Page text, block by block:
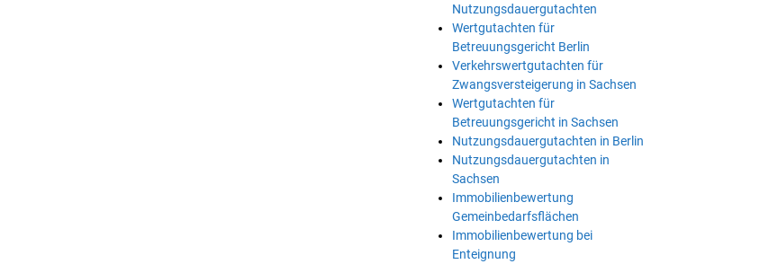
Nutzungsdauergutachten
Wertgutachten für
Betreuungsgericht Berlin
Verkehrswertgutachten für
Zwangsversteigerung in Sachsen
Wertgutachten für
Betreuungsgericht in Sachsen
Nutzungsdauergutachten in Berlin
Nutzungsdauergutachten in
Sachsen
Immobilienbewertung
Gemeinbedarfsflächen
Immobilienbewertung bei
Enteignung